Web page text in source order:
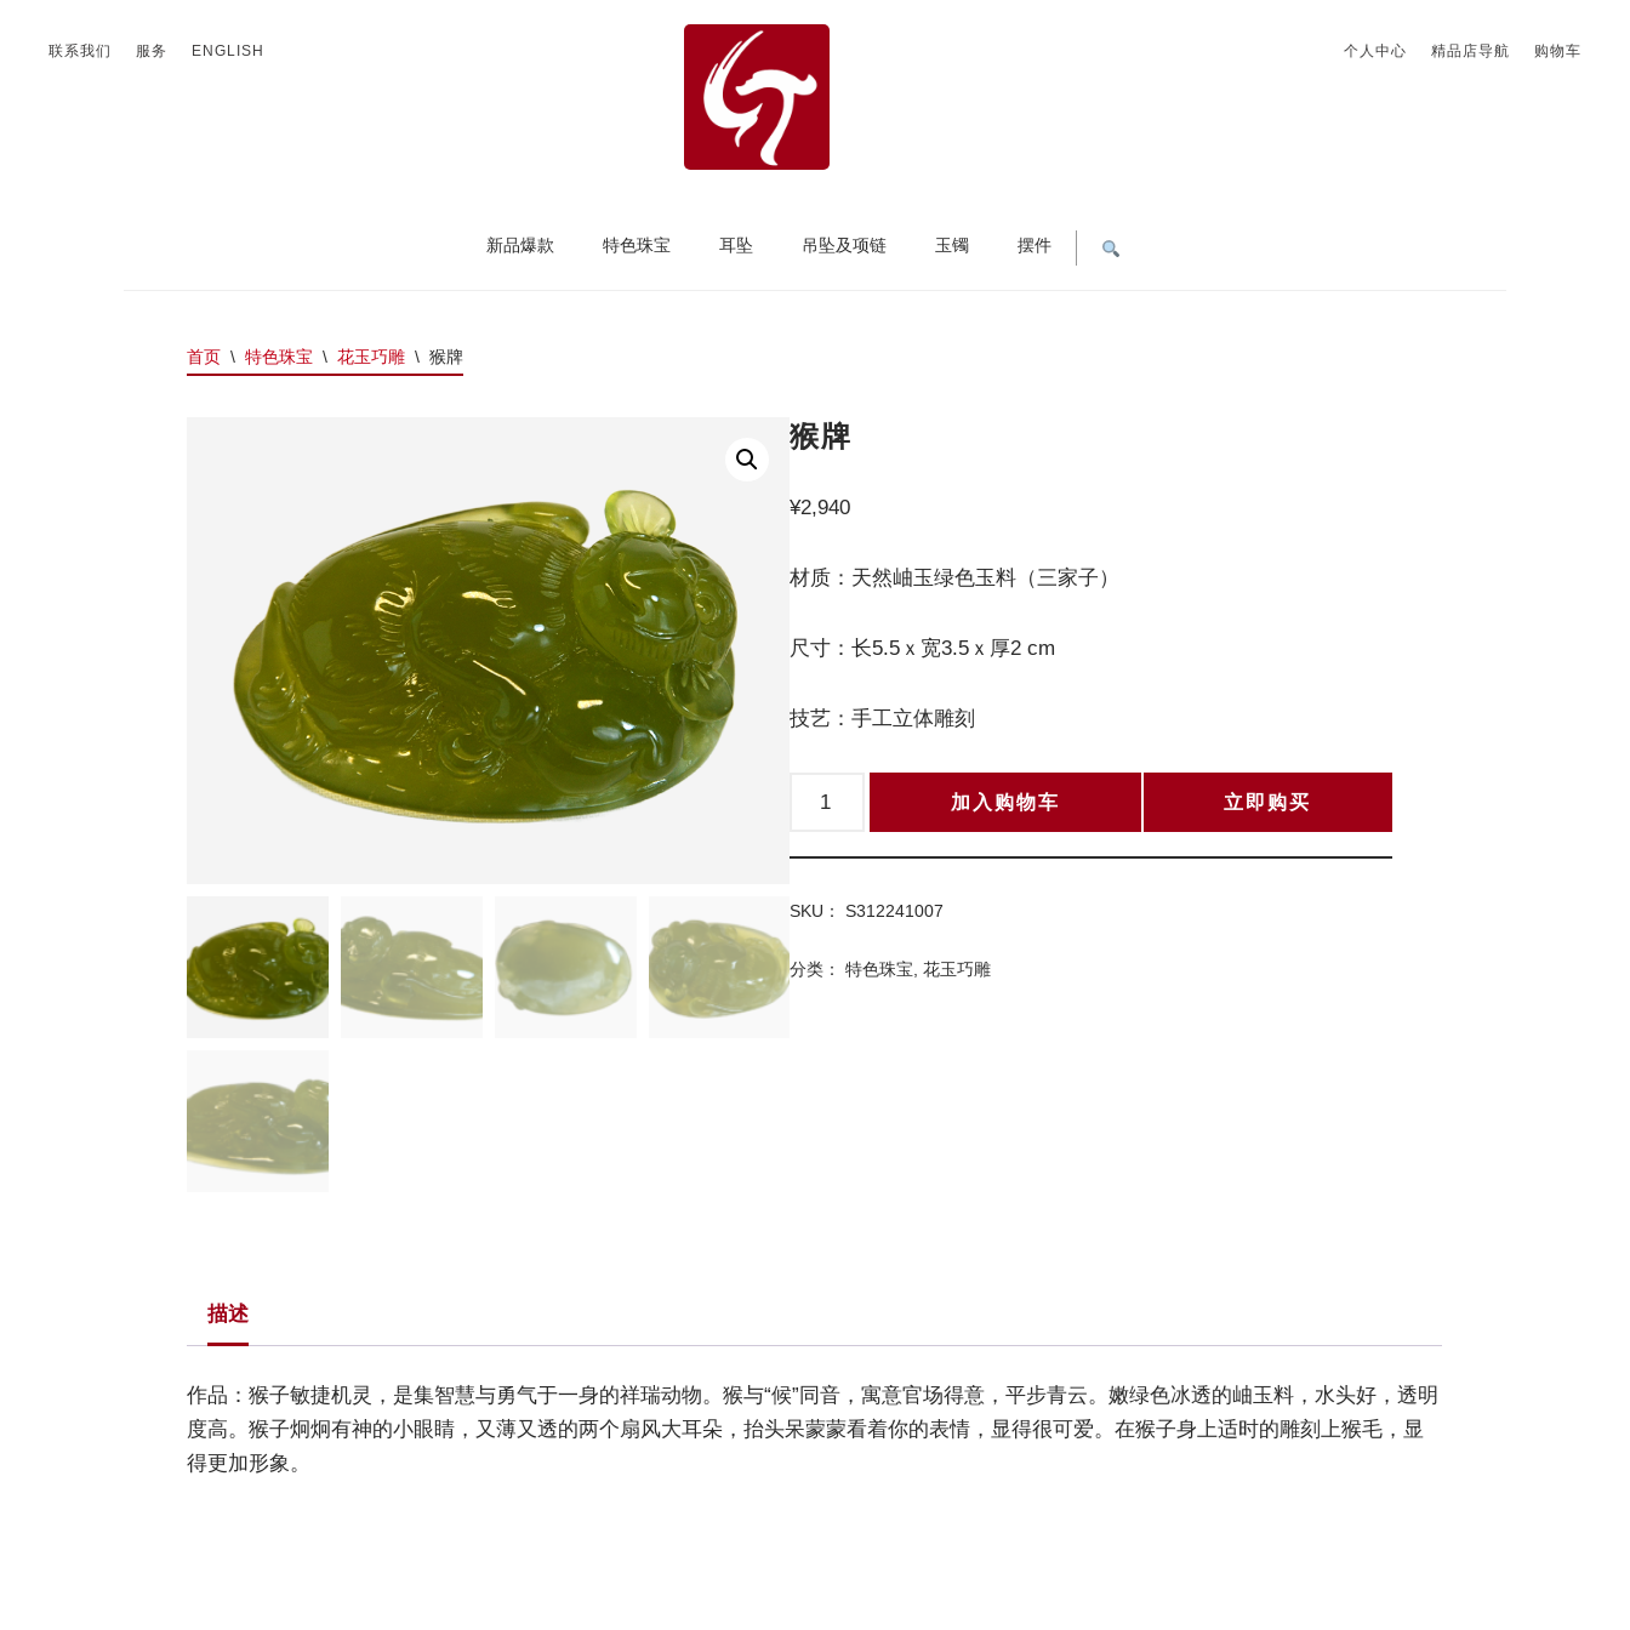
联系我们 服务 ENGLISH 个人中心 精品店导航 购物车
新品爆款 特色珠宝 耳坠 吊坠及项链 玉镯 摆件
首页 \ 特色珠宝 \ 花玉巧雕 \ 猴牌
猴牌
¥2,940
材质：天然岫玉绿色玉料（三家子）
尺寸：长5.5ｘ宽3.5ｘ厚2 cm
技艺：手工立体雕刻
加入购物车 立即购买
SKU：S312241007
分类：特色珠宝,花玉巧雕
描述
作品：猴子敏捷机灵，是集智慧与勇气于一身的祥瑞动物。猴与“候”同音，寓意官场得意，平步青云。嫩绿色冰透的岫玉料，水头好，透明
度高。猴子炯炯有神的小眼睛，又薄又透的两个扇风大耳朵，抬头呆蒙蒙看着你的表情，显得很可爱。在猴子身上适时的雕刻上猴毛，显
得更加形象。